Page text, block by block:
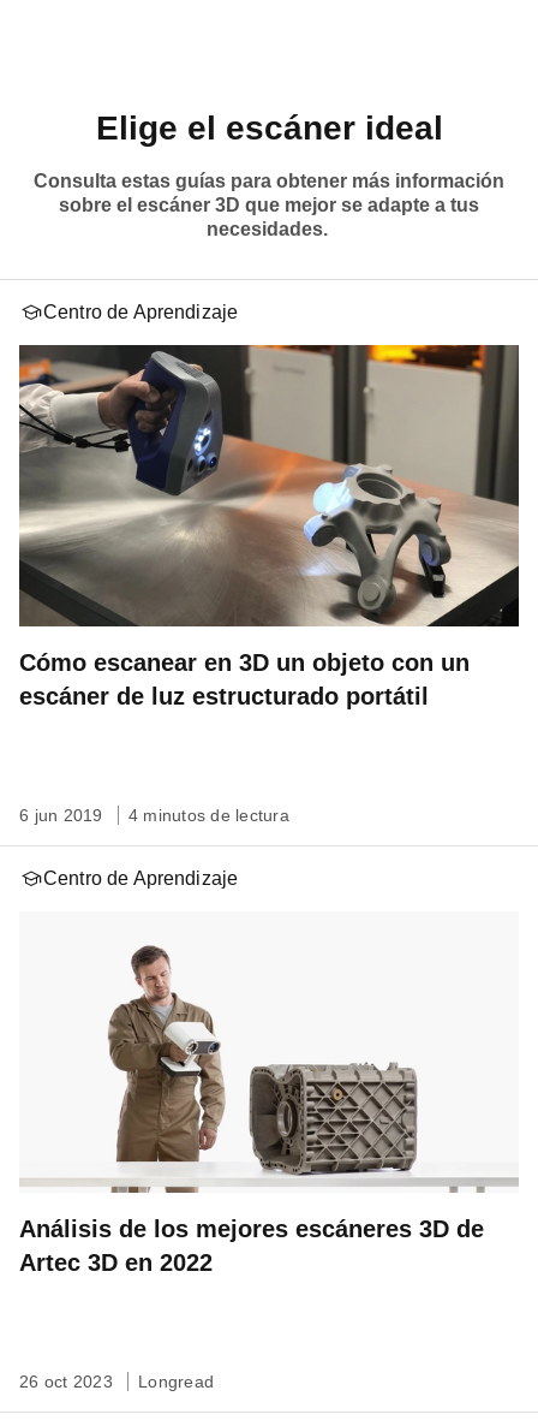
Elige el escáner ideal
Consulta estas guías para obtener más información
sobre el escáner 3D que mejor se adapte a tus
necesidades.
Centro de Aprendizaje
Cómo escanear en 3D un objeto con un
escáner de luz estructurado portátil
6 jun 2019 4 minutos de lectura
Centro de Aprendizaje
Análisis de los mejores escáneres 3D de
Artec 3D en 2022
26 oct 2023 Longread